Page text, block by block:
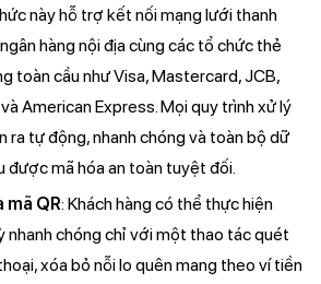
này hỗ trợ kết nối mạng lưới thanh
hàng nội địa cùng các tổ chức thẻ
toàn cầu như Visa, Mastercard, JCB,
American Express. Mọi quy trình xử lý
ra tự động, nhanh chóng và toàn bộ dữ
được mã hóa an toàn tuyệt đối.
mã QR: Khách hàng có thể thực hiện
nhanh chóng chỉ với một thao tác quét
xóa bỏ nỗi lo quên mang theo ví tiền